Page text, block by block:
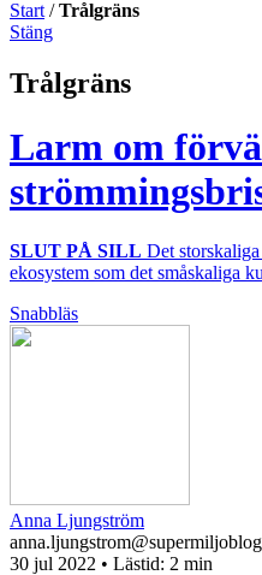
Start /Trålgräns
Stäng
Trålgräns
Larm om
SLUT PÅ SILL Det
ekosystem som det småskaliga
Snabbläs
Anna Ljungström
30 jul 2022 • Lästid: 2 min